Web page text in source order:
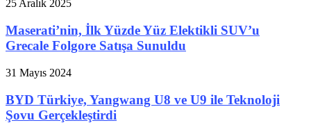
25 Aralık 2025
Maserati’nin, İlk Yüzde Yüz Elektikli SUV’u
Grecale Folgore Satışa Sunuldu
31 Mayıs 2024
BYD Türkiye, Yangwang U8 ve U9 ile Teknoloji
Şovu Gerçekleştirdi